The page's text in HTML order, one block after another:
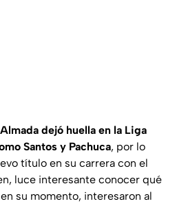
dejó huella en la Liga
Santos y Pachuca, por lo
título en su carrera con el
luce interesante conocer qué
su momento, interesaron al